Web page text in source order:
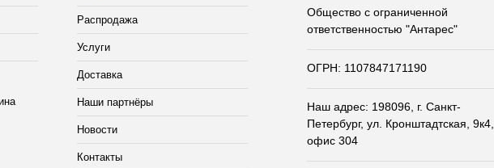
Распродажа
Услуги
Доставка
Наши партнёры
Новости
Контакты
Общество с ограниченной
ответственностью "Антарес"
ОГРН: 1107847171190
Наш адрес: 198096, г. Санкт-
Петербург, ул. Кронштадтская, 9к4,
офис 304